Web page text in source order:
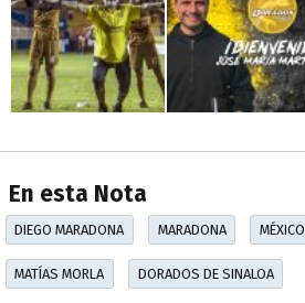
En esta Nota
DIEGO MARADONA MARADONA MÉXICO
MATÍAS MORLA DORADOS DE SINALOA